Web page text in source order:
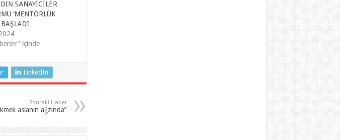
SANAYİCİLER
‘MENTÖRLÜK
BAŞLADI
içinde
LinkedIn
Sonraki Haber
aslanın ağzında”